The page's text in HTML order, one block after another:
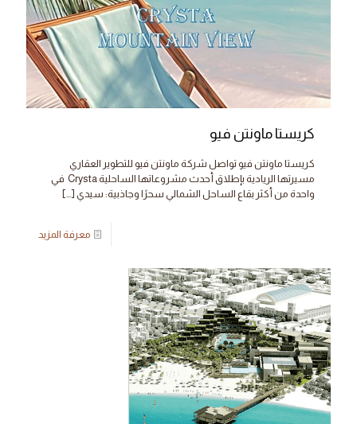
كريستا ماونتن فيو
كريستا ماونتن فيو تواصل شركة ماونتن فيو للتطوير العقاري
مسيرتها الريادية بإطلاق أحدث مشروعاتها الساحلية Crysta في
واحدة من أكثر بقاع الساحل الشمالي سحرًا وجاذبية: سيدي […]
معرفة المزيد